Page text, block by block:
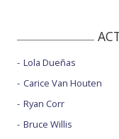
Lola Dueñas
Carice Van Houten
Ryan Corr
Bruce Willis